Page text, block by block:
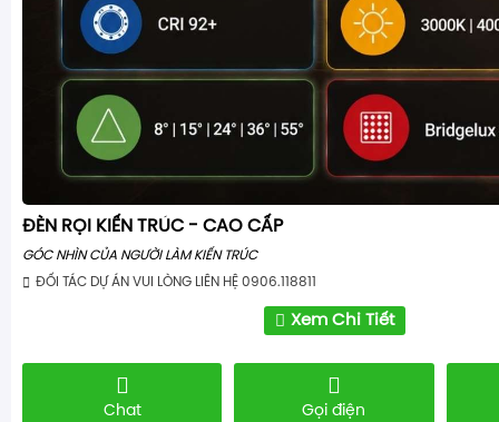
ĐÈN RỌI KIẾN TRÚC - CAO CẤP
GÓC NHÌN CỦA NGƯỜI LÀM KIẾN TRÚC
ĐỐI TÁC DỰ ÁN VUI LÒNG LIÊN HỆ 0906.118811
Xem Chi Tiết
Chat Gọi điện